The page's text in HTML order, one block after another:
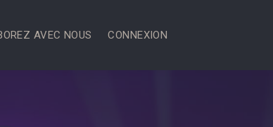
AVEC NOUS CONNEXION